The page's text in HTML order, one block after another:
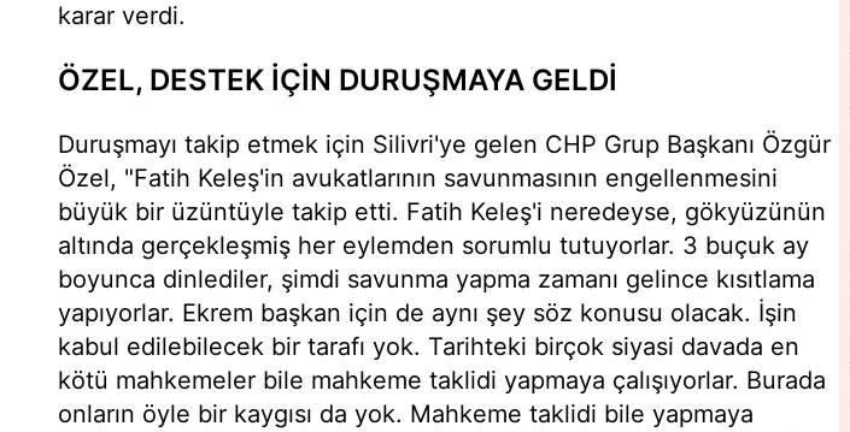
karar verdi.
ÖZEL, DESTEK İÇİN DURUŞMAYA GELDİ
Duruşmayı takip etmek için Silivri'ye gelen CHP Grup Başkanı Özgür
Özel, "Fatih Keleş'in avukatlarının savunmasının engellenmesini
büyük bir üzüntüyle takip etti. Fatih Keleş'i neredeyse, gökyüzünün
altında gerçekleşmiş her eylemden sorumlu tutuyorlar. 3 buçuk ay
boyunca dinlediler, şimdi savunma yapma zamanı gelince kısıtlama
yapıyorlar. Ekrem başkan için de aynı şey söz konusu olacak. İşin
kabul edilebilecek bir tarafı yok. Tarihteki birçok siyasi davada en
kötü mahkemeler bile mahkeme taklidi yapmaya çalışıyorlar. Burada
onların öyle bir kaygısı da yok. Mahkeme taklidi bile yapmaya